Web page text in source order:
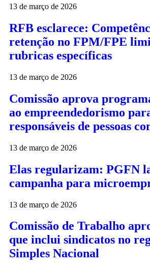
13 de março de 2026
RFB esclarece:
retenção no FPM/FPE
rubricas específicas
13 de março de 2026
Comissão aprova
ao empreendedorismo
responsáveis de pessoas
13 de março de 2026
Elas regularizam: PGFN
campanha para
13 de março de 2026
Comissão de Trabalho
que inclui sindicatos no
Simples Nacional